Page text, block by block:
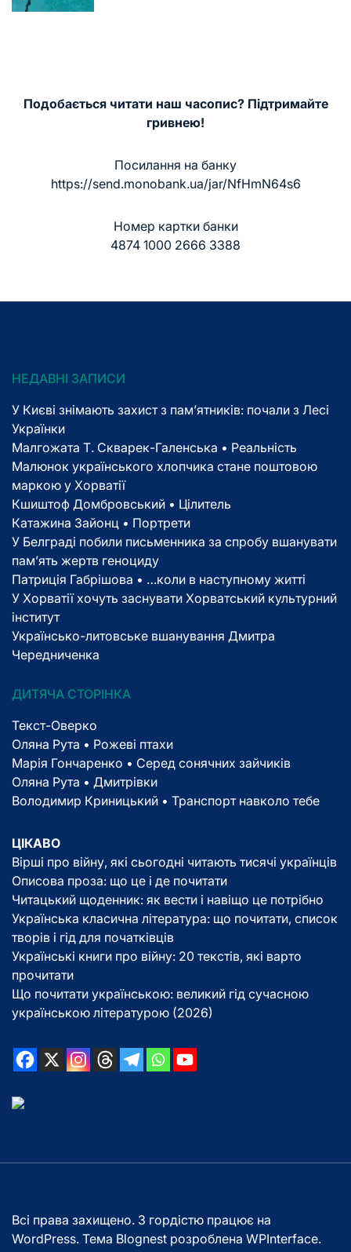
Подобається читати наш часопис? Підтримайте
гривнею!
Посилання на банку
https://send.monobank.ua/jar/NfHmN64s6
Номер картки банки
4874 1000 2666 3388
НЕДАВНІ ЗАПИСИ
У Києві знімають захист з пам’ятників: почали з Лесі
Українки
Малгожата Т. Скварек-Галенська • Реальність
Малюнок українського хлопчика стане поштовою
маркою у Хорватії
Кшиштоф Домбровський • Цілитель
Катажина Зайонц • Портрети
У Белграді побили письменника за спробу вшанувати
пам’ять жертв геноциду
Патриція Габрішова • …коли в наступному житті
У Хорватії хочуть заснувати Хорватський культурний
інститут
Українсько-литовське вшанування Дмитра
Чередниченка
ДИТЯЧА СТОРІНКА
Текст-Оверко
Оляна Рута • Рожеві птахи
Марія Гончаренко • Серед сонячних зайчиків
Оляна Рута • Дмитрівки
Володимир Криницький • Транспорт навколо тебе
ЦІКАВО
Вірші про війну, які сьогодні читають тисячі українців
Описова проза: що це і де почитати
Читацький щоденник: як вести і навіщо це потрібно
Українська класична література: що почитати, список
творів і гід для початківців
Українські книги про війну: 20 текстів, які варто
прочитати
Що почитати українською: великий гід сучасною
українською літературою (2026)
Всі права захищено. З гордістю працює на
WordPress. Тема Blognest розроблена WPInterface.